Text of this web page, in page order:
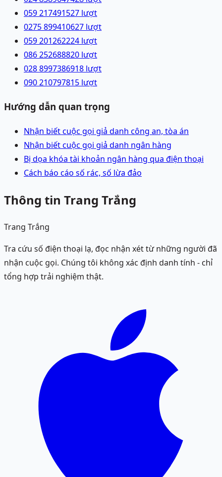
059 217491527 lượt
0275 899410627 lượt
059 201262224 lượt
086 252688820 lượt
028 8997386918 lượt
090 210797815 lượt
Hướng dẫn quan trọng
Nhận biết cuộc gọi giả danh công an, tòa án
Nhận biết cuộc gọi giả danh ngân hàng
Bị dọa khóa tài khoản ngân hàng qua điện thoại
Cách báo cáo số rác, số lừa đảo
Thông tin Trang Trắng
Trang Trắng
Tra cứu số điện thoại lạ, đọc nhận xét từ những người đã
nhận cuộc gọi. Chúng tôi không xác định danh tính - chỉ
tổng hợp trải nghiệm thật.